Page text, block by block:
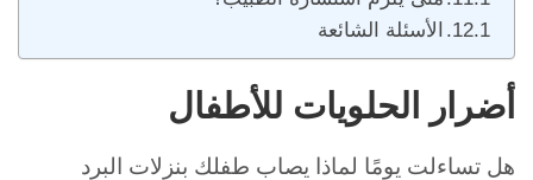
الأسئلة الشائعة
أضرار الحلويات للأطفال
هل تساءلت يومًا لماذا يصاب طفلك بنزلات البرد